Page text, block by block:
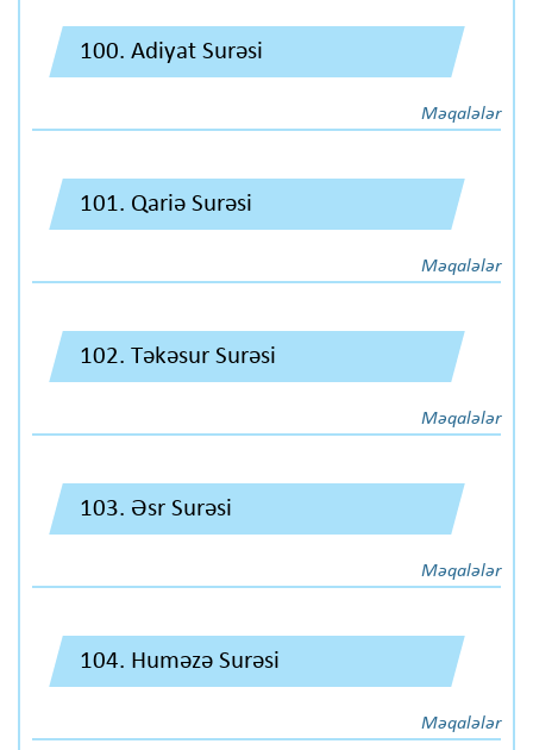
100. Adiyat Surəsi
Məqalələr
101. Qariə Surəsi
Məqalələr
102. Təkəsur Surəsi
Məqalələr
103. Əsr Surəsi
Məqalələr
104. Huməzə Surəsi
Məqalələr